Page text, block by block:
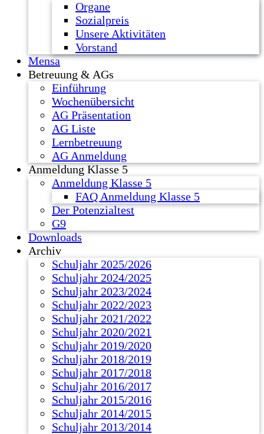
Organe
Sozialpreis
Unsere Aktivitäten
Vorstand
Mensa
Betreuung & AGs
Einführung
Wochenübersicht
AG Präsentation
AG Liste
Lernbetreuung
AG Anmeldung
Anmeldung Klasse 5
Anmeldung Klasse 5
FAQ Anmeldung Klasse 5
Der Potenzialtest
G9
Downloads
Archiv
Schuljahr 2025/2026
Schuljahr 2024/2025
Schuljahr 2023/2024
Schuljahr 2022/2023
Schuljahr 2021/2022
Schuljahr 2020/2021
Schuljahr 2019/2020
Schuljahr 2018/2019
Schuljahr 2017/2018
Schuljahr 2016/2017
Schuljahr 2015/2016
Schuljahr 2014/2015
Schuljahr 2013/2014